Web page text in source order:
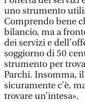
uno strumento
Comprendo bene
bilancio, ma a
dei servizi e
soggiorno di 50
strumento per
Parchi. Insomma,
sicuramente c’è,
trovare un’intesa».